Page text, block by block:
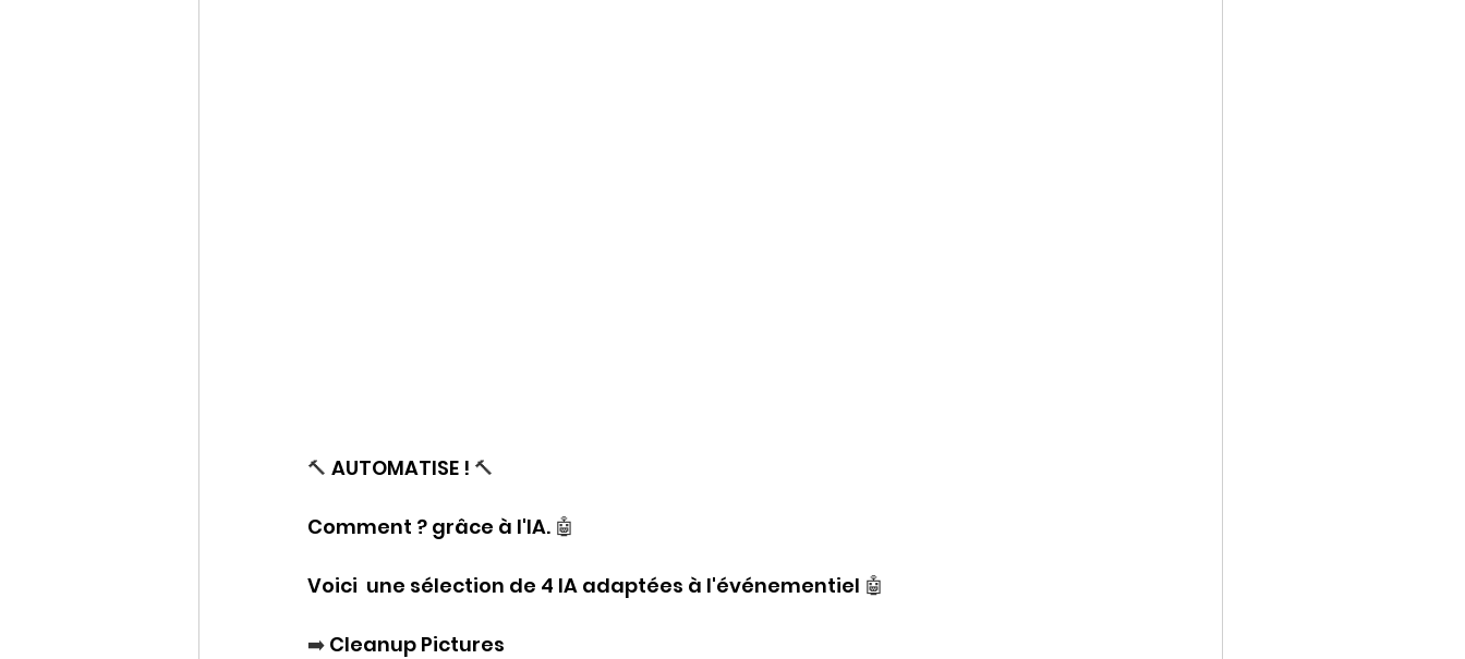
🔨 AUTOMATISE ! 🔨
Comment ? grâce à l'IA. 🤖
Voici  une sélection de 4 IA adaptées à l'événementiel 🤖
➡️ Cleanup Pictures